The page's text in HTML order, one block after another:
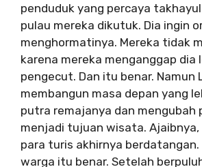
penduduk yang percaya
pulau mereka dikutuk. Dia ingin
menghormatinya. Mereka tidak
karena mereka menganggap dia
pengecut. Dan itu benar.
membangun masa depan yang
putra remajanya dan mengubah
menjadi tujuan wisata. Ajaibnya,
para turis akhirnya berdatangan.
warga itu benar. Setelah